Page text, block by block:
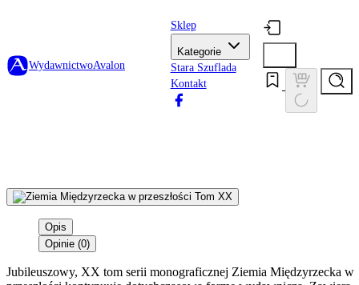
WydawnictwoAvalon
Sklep
Kategorie
Stara Szuflada
Kontakt
Opis
Opinie (0)
Jubileuszowy, XX tom serii monograficznej Ziemia Międzyrzecka w